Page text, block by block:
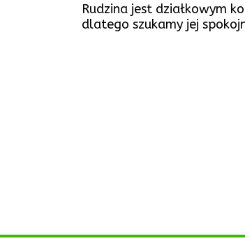
Rudzina jest działkowym
dlatego szukamy jej